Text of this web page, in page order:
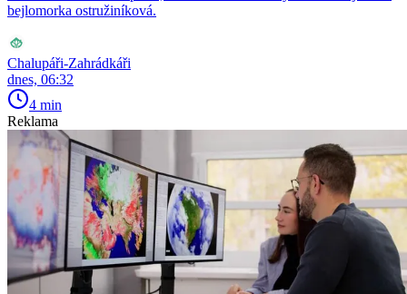
bejlomorka ostružiníková.
Chalupáři-Zahrádkáři
dnes, 06:32
4 min
Reklama